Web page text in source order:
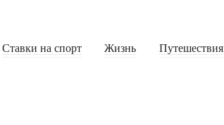
Ставки на спорт Жизнь Путешествия